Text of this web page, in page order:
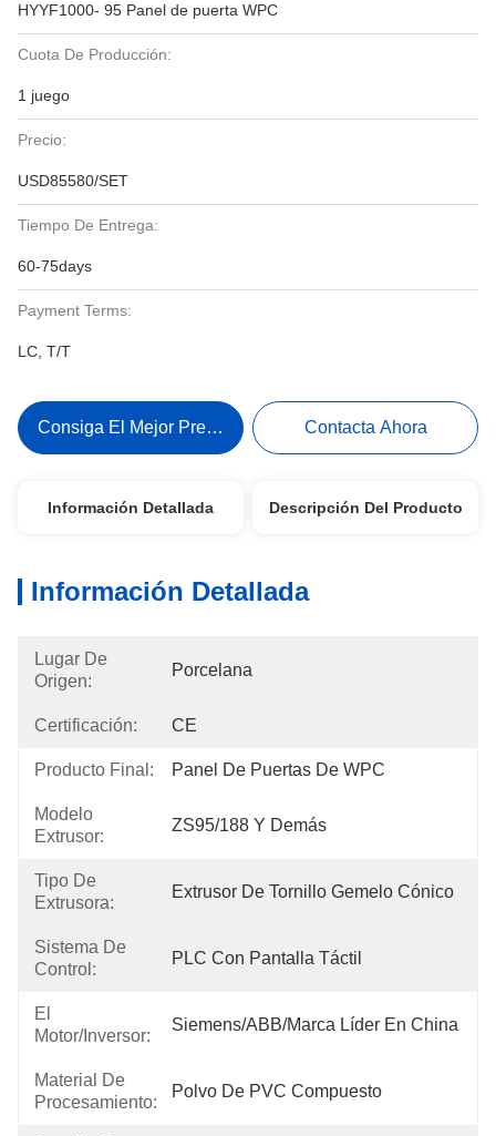
HYYF1000- 95 Panel de puerta WPC
Cuota De Producción:
1 juego
Precio:
USD85580/SET
Tiempo De Entrega:
60-75days
Payment Terms:
LC, T/T
Consiga El Mejor Precio Contacta Ahora
Información Detallada Descripción Del Producto
Información Detallada
Lugar De
Origen:
Porcelana
Certificación: CE
Producto Final: Panel De Puertas De WPC
Modelo
Extrusor:
ZS95/188 Y Demás
Tipo De
Extrusora:
Extrusor De Tornillo Gemelo Cónico
Sistema De
Control:
PLC Con Pantalla Táctil
El
Motor/inversor:
Siemens/ABB/Marca Líder En China
Material De
Procesamiento:
Polvo De PVC Compuesto